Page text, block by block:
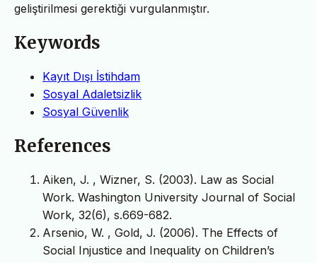
geliştirilmesi gerektiği vurgulanmıştır.
Keywords
Kayıt Dışı İstihdam
Sosyal Adaletsizlik
Sosyal Güvenlik
References
Aiken, J. , Wizner, S. (2003). Law as Social
Work. Washington University Journal of Social
Work, 32(6), s.669-682.
Arsenio, W. , Gold, J. (2006). The Effects of
Social Injustice and Inequality on Children’s